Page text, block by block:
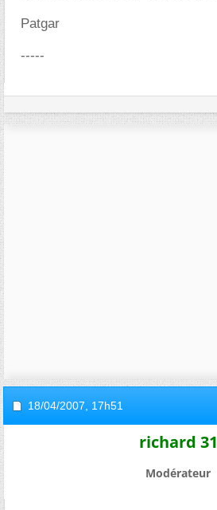
Patgar
-----
18/04/2007, 17h51
richard 31
Modérateur